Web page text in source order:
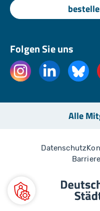
Folgen Sie uns
Alle
Datenschutz